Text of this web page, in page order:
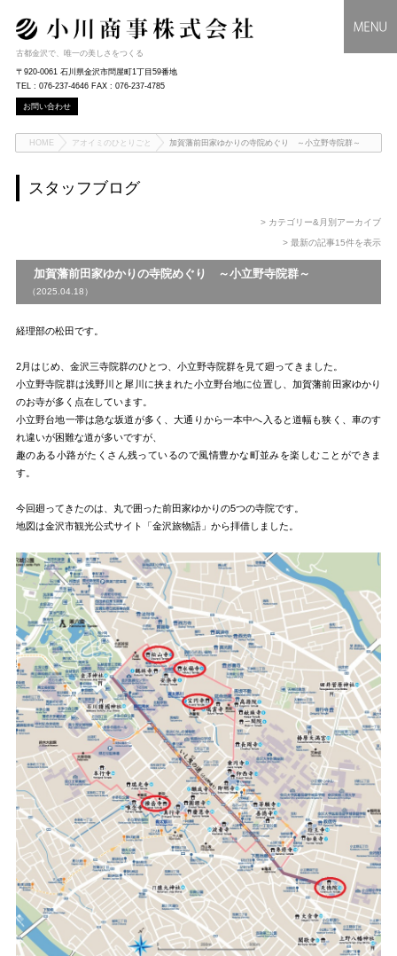
古都金沢で、唯一の美しさをつくる
〒920-0061 石川県金沢市問屋町1丁目59番地
TEL : 076-237-4646 FAX : 076-237-4785
お問い合わせ
HOME アオイミのひとりごと 加賀藩前田家ゆかりの寺院めぐり ～小立野寺院群～
スタッフブログ
> カテゴリー&月別アーカイブ
> 最新の記事15件を表示
加賀藩前田家ゆかりの寺院めぐり ～小立野寺院群～
（2025.04.18）
経理部の松田です。
2月はじめ、金沢三寺院群のひとつ、小立野寺院群を見て廻ってきました。
小立野寺院群は浅野川と犀川に挟まれた小立野台地に位置し、加賀藩前田家ゆかり
のお寺が多く点在しています。
小立野台地一帯は急な坂道が多く、大通りから一本中へ入ると道幅も狭く、車のす
れ違いが困難な道が多いですが、
趣のある小路がたくさん残っているので風情豊かな町並みを楽しむことができま
す。
今回廻ってきたのは、丸で囲った前田家ゆかりの5つの寺院です。
地図は金沢市観光公式サイト「金沢旅物語」から拝借しました。